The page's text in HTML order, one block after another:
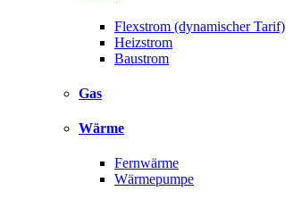
Flexstrom (dynamischer Tarif)
Heizstrom
Baustrom
Gas
Wärme
Fernwärme
Wärmepumpe